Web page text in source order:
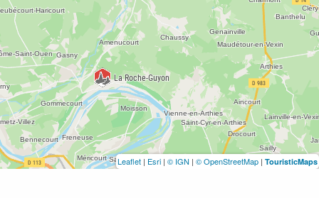
Leaflet | Esri | © IGN | © OpenStreetMap | TouristicMaps